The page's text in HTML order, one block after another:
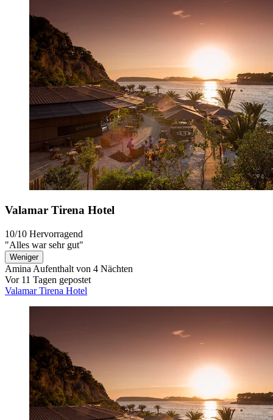
Valamar Tirena Hotel
10/10 Hervorragend
"Alles war sehr gut"
Weniger
Amina Aufenthalt von 4 Nächten
Vor 11 Tagen gepostet
Valamar Tirena Hotel